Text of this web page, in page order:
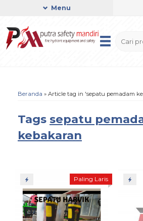
Menu
Beranda » Article tag in 'sepatu pemadam
Tags sepatu
kebakaran
Paling Laris